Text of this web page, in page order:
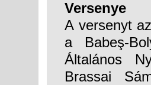
Versenye
A versenyt
a Babeş-
Általános
Brassai